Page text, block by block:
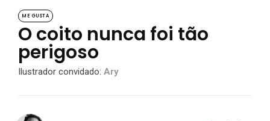
ME GUSTA
O coito nunca foi tão
perigoso
Ilustrador convidado: Ary